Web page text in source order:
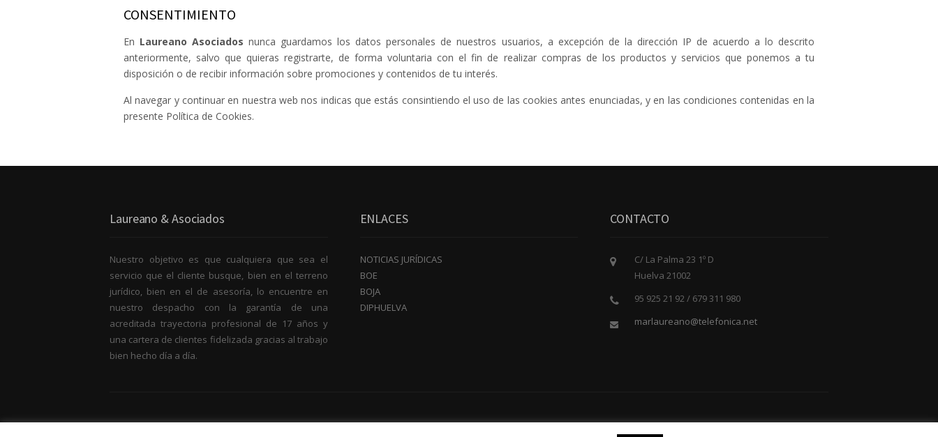
CONSENTIMIENTO
En Laureano Asociados nunca guardamos los datos personales de nuestros usuarios, a excepción de la dirección IP de acuerdo a lo descrito
anteriormente, salvo que quieras registrarte, de forma voluntaria con el fin de realizar compras de los productos y servicios que ponemos a tu
disposición o de recibir información sobre promociones y contenidos de tu interés.
Al navegar y continuar en nuestra web nos indicas que estás consintiendo el uso de las cookies antes enunciadas, y en las condiciones contenidas en la
presente Política de Cookies.
Laureano & Asociados
Nuestro objetivo es que cualquiera que sea el
servicio que el cliente busque, bien en el terreno
jurídico, bien en el de asesoría, lo encuentre en
nuestro despacho con la garantía de una
acreditada trayectoria profesional de 17 años y
una cartera de clientes fidelizada gracias al trabajo
bien hecho día a día.
ENLACES
NOTICIAS JURÍDICAS
BOE
BOJA
DIPHUELVA
CONTACTO
C/ La Palma 23 1º D
Huelva 21002
95 925 21 92 / 679 311 980
marlaureano@telefonica.net